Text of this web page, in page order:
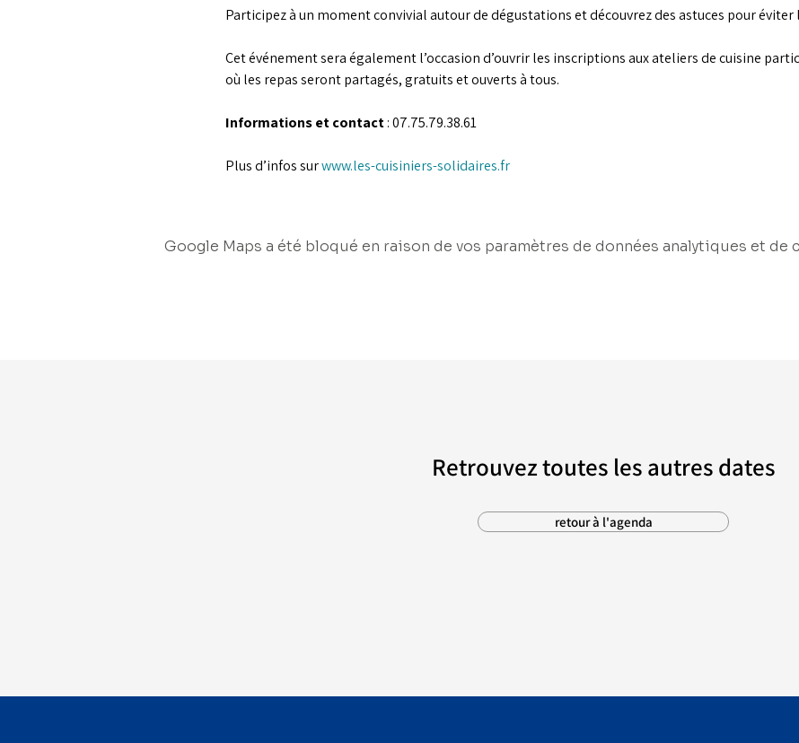
Participez à un moment convivial autour de dégustations et découvrez des astuces pour
Cet événement sera également l’occasion d’ouvrir les inscriptions aux ateliers de cuisine
où les repas seront partagés, gratuits et ouverts à tous.
Informations et contact : 07.75.79.38.61
Plus d’infos sur www.les-cuisiniers-solidaires.fr
Google Maps a été bloqué en raison de vos paramètres de données analytiques et
Retrouvez toutes les autres dates
retour à l'agenda